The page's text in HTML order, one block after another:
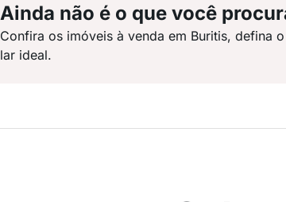
Ainda não é o que você
Confira os imóveis à venda em Buritis, defina
lar ideal.